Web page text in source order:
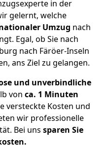
in der
gelernt, welche
Umzug nach
Egal, ob Sie nach
nach Färöer-Inseln
ans Ziel zu gelangen.
und unverbindliche
von ca. 1 Minuten
versteckte Kosten und
wir professionelle
Bei uns sparen Sie